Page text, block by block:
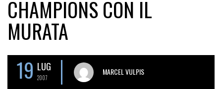
CHAMPIONS CON IL
MURATA
19 LUG
2007
MARCEL VULPIS